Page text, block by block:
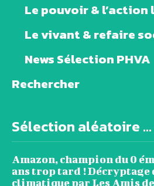
Le pouvoir & l’action
Le vivant & refaire
News Sélection PHVA
Rechercher
Sélection aléatoire ...
Amazon, champion du 0
ans trop tard ! Décryptage
climatique par Les Amis